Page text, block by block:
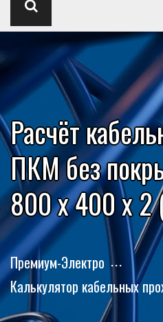
Расчёт
ПКМ без
800 x 400 x 2
Премиум-Электро
Калькулятор кабельных